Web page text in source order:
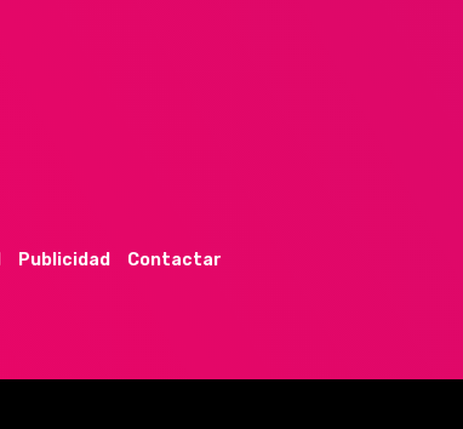
Publicidad Contactar